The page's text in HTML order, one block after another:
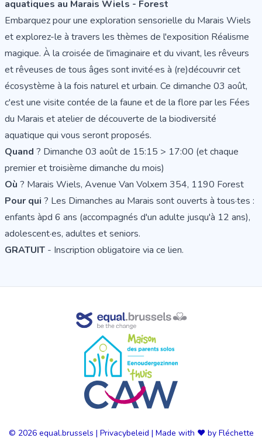
aquatiques au Marais Wiels - Forest
Embarquez pour une exploration sensorielle du Marais Wiels
et explorez-le à travers les thèmes de l'exposition Réalisme
magique. À la croisée de l'imaginaire et du vivant, les rêveurs
et rêveuses de tous âges sont invité·es à (re)découvrir cet
écosystème à la fois naturel et urbain. Ce dimanche 03 août,
c'est une visite contée de la faune et de la flore par les Fées
du Marais et atelier de découverte de la biodiversité
aquatique qui vous seront proposés.
Quand ? Dimanche 03 août de 15:15 > 17:00 (et chaque
premier et troisième dimanche du mois)
Où ? Marais Wiels, Avenue Van Volxem 354, 1190 Forest
Pour qui ? Les Dimanches au Marais sont ouverts à tous·tes :
enfants àpd 6 ans (accompagnés d'un adulte jusqu'à 12 ans),
adolescent·es, adultes et seniors.
GRATUIT - Inscription obligatoire via ce lien.
© 2026 equal.brussels | Privacybeleid | Made with ❤️ by Fléchette